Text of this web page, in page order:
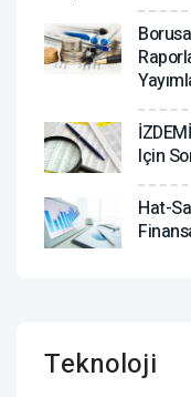
Için
Hat-
Teknoloji